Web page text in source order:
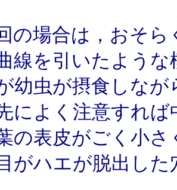
の場合は，おそ
線を引いたよう
幼虫が摂食しな
によく注意すれ
の表皮がごく小
がハエが脱出した